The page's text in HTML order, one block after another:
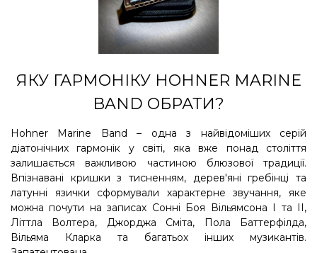
ЯКУ ГАРМОНІКУ HOHNER MARINE
BAND ОБРАТИ?
Hohner Marine Band – одна з найвідоміших серій
діатонічних гармонік у світі, яка вже понад століття
залишається важливою частиною блюзової традиції.
Впізнавані кришки з тисненням, дерев'яні гребінці та
латунні язички сформували характерне звучання, яке
можна почути на записах Сонні Боя Вільямсона I та II,
Літтла Волтера, Джорджа Сміта, Пола Баттерфілда,
Вільяма Кларка та багатьох інших музикантів.